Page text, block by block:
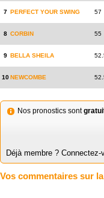
7 PERFECT YOUR SWING 57
8 CORBIN 55
9 BELLA SHEILA
10 NEWCOMBE
Nos pronostics sont
Déjà membre ?
Vos commentaires sur